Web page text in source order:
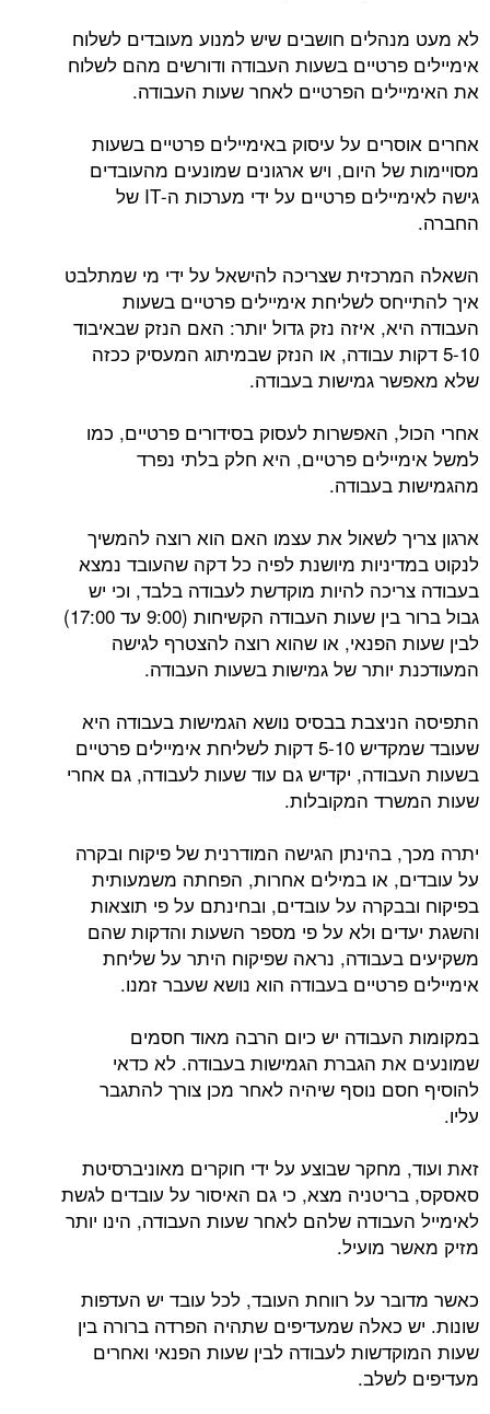
לא מעט מנהלים חושבים שיש למנוע מעובדים לשלוח
אימיילים פרטיים בשעות העבודה ודורשים מהם לשלוח
את האימיילים הפרטיים לאחר שעות העבודה.
אחרים אוסרים על עיסוק באימיילים פרטיים בשעות
מסויימות של היום, ויש ארגונים שמונעים מהעובדים
גישה לאימיילים פרטיים על ידי מערכות ה-IT של
החברה.
השאלה המרכזית שצריכה להישאל על ידי מי שמתלבט
איך להתייחס לשליחת אימיילים פרטיים בשעות
העבודה היא, איזה נזק גדול יותר: האם הנזק שבאיבוד
5-10 דקות עבודה, או הנזק שבמיתוג המעסיק ככזה
שלא מאפשר גמישות בעבודה.
אחרי הכול, האפשרות לעסוק בסידורים פרטיים, כמו
למשל אימיילים פרטיים, היא חלק בלתי נפרד
מהגמישות בעבודה.
ארגון צריך לשאול את עצמו האם הוא רוצה להמשיך
לנקוט במדיניות מיושנת לפיה כל דקה שהעובד נמצא
בעבודה צריכה להיות מוקדשת לעבודה בלבד, וכי יש
גבול ברור בין שעות העבודה הקשיחות (9:00 עד 17:00)
לבין שעות הפנאי, או שהוא רוצה להצטרף לגישה
המעודכנת יותר של גמישות בשעות העבודה.
התפיסה הניצבת בבסיס נושא הגמישות בעבודה היא
שעובד שמקדיש 5-10 דקות לשליחת אימיילים פרטיים
בשעות העבודה, יקדיש גם עוד שעות לעבודה, גם אחרי
שעות המשרד המקובלות.
יתרה מכך, בהינתן הגישה המודרנית של פיקוח ובקרה
על עובדים, או במילים אחרות, הפחתה משמעותית
בפיקוח ובבקרה על עובדים, ובחינתם על פי תוצאות
והשגת יעדים ולא על פי מספר השעות והדקות שהם
משקיעים בעבודה, נראה שפיקוח היתר על שליחת
אימיילים פרטיים בעבודה הוא נושא שעבר זמנו.
במקומות העבודה יש כיום הרבה מאוד חסמים
שמונעים את הגברת הגמישות בעבודה. לא כדאי
להוסיף חסם נוסף שיהיה לאחר מכן צורך להתגבר
עליו.
זאת ועוד, מחקר שבוצע על ידי חוקרים מאוניברסיטת
סאסקס, בריטניה מצא, כי גם האיסור על עובדים לגשת
לאימייל העבודה שלהם לאחר שעות העבודה, הינו יותר
מזיק מאשר מועיל.
כאשר מדובר על רווחת העובד, לכל עובד יש העדפות
שונות. יש כאלה שמעדיפים שתהיה הפרדה ברורה בין
שעות המוקדשות לעבודה לבין שעות הפנאי ואחרים
מעדיפים לשלב.